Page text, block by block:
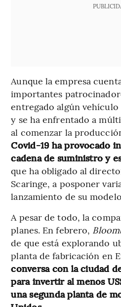
Aunque la empresa
importantes
entregado algún
y se ha enfrentado a
al comenzar la
Covid-19 ha provocado
cadena de suministro y
que ha obligado al
Scaringe, a posponer
lanzamiento de su
A pesar de todo, la
planes. En febrero,
de que está explorando
planta de fabricación en
conversa con la ciudad
para invertir al menos
una segunda planta de